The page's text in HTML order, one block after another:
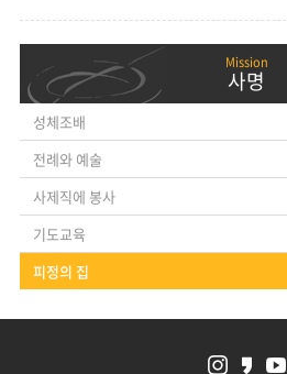
사명
성체조배
전례와 예술
사제직에 봉사
기도교육
피정의 집